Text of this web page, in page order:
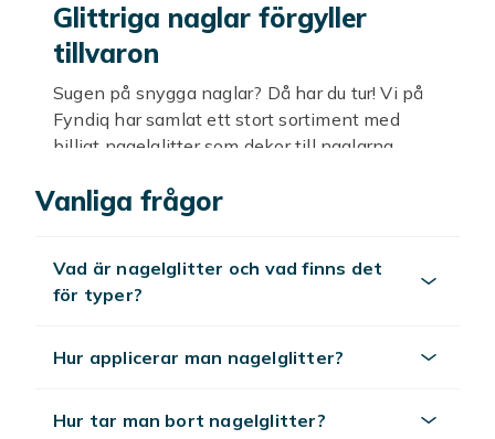
Glittriga naglar förgyller
tillvaron
Sugen på snygga naglar? Då har du tur! Vi på
Fyndiq har samlat ett stort sortiment med
billigt nagelglitter som dekor till naglarna
färger! Här finner du glitter som lyser i mörkret,
färger som rosa, lila och svart! Med nagelglitter
från märken som Ciaté, Depend, Otego och
dina naglar till en förtjusande glitterfest!
oss!
Vanliga frågor
Vad är nagelglitter och vad finns det
för typer?
Hur applicerar man nagelglitter?
Hur tar man bort nagelglitter?